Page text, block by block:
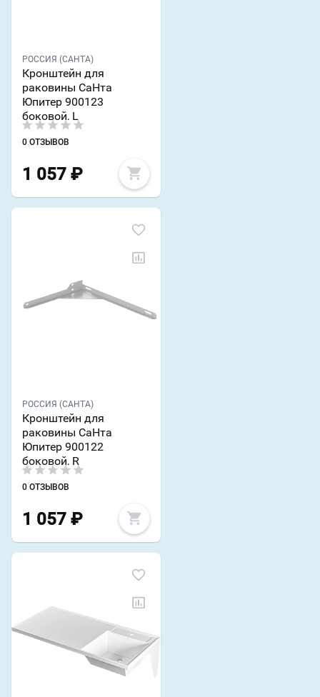
РОССИЯ (САНТА)
Кронштейн для
раковины СаНта
Юпитер 900123
боковой, L
0 ОТЗЫВОВ
1 057 ₽
РОССИЯ (САНТА)
Кронштейн для
раковины СаНта
Юпитер 900122
боковой, R
0 ОТЗЫВОВ
1 057 ₽